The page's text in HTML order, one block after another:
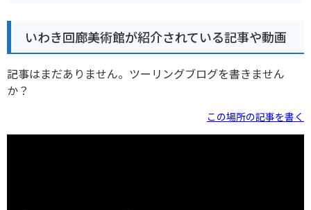
いわき回廊美術館が紹介されている記事や動画
記事はまだありません。ツーリングブログを書きません
か？
この場所の記事を書く